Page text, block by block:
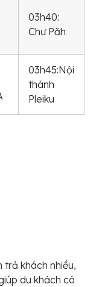
03h40:
Chư Păh
03h45:Nội
thành
Pleiku
khách nhiều,
du khách có